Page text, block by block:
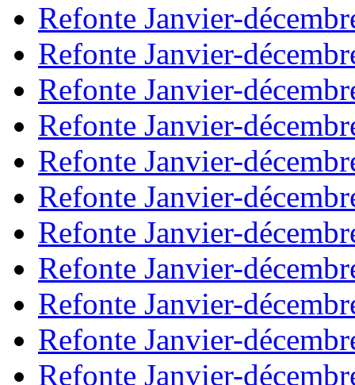
Refonte Janvier-
Refonte Janvier-
Refonte Janvier-
Refonte Janvier-
Refonte Janvier-
Refonte Janvier-
Refonte Janvier-
Refonte Janvier-
Refonte Janvier-
Refonte Janvier-
Refonte Janvier-